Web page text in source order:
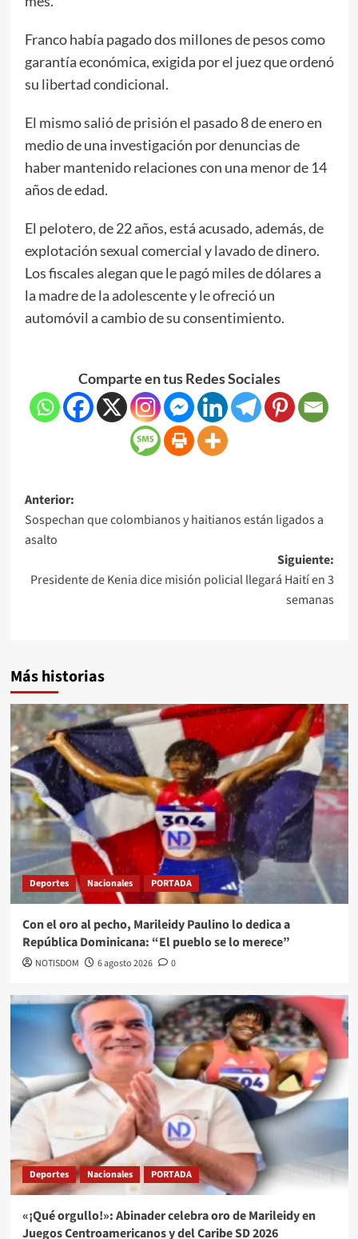
Franco había pagado dos millones de pesos como
garantía económica, exigida por el juez que ordenó
su libertad condicional.
El mismo salió de prisión el pasado 8 de enero en
medio de una investigación por denuncias de
haber mantenido relaciones con una menor de 14
años de edad.
El pelotero, de 22 años, está acusado, además, de
explotación sexual comercial y lavado de dinero.
Los fiscales alegan que le pagó miles de dólares a
la madre de la adolescente y le ofreció un
automóvil a cambio de su consentimiento.
Comparte en tus Redes Sociales
Anterior:
Sospechan que colombianos y haitianos están ligados a
asalto
Siguiente:
Presidente de Kenia dice misión policial llegará Haití en 3
semanas
Más historias
Deportes Nacionales PORTADA
Con el oro al pecho, Marileidy Paulino lo dedica a
República Dominicana: “El pueblo se lo merece”
NOTISDOM 6 agosto 2026 0
Deportes Nacionales PORTADA
«¡Qué orgullo!»: Abinader celebra oro de Marileidy en
Juegos Centroamericanos y del Caribe SD 2026